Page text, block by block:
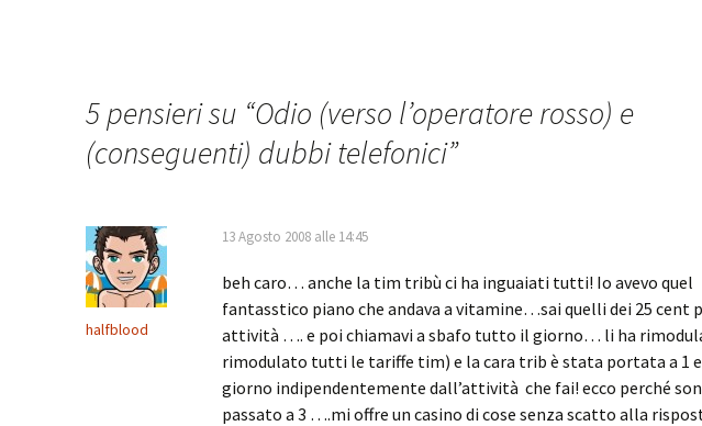
5 pensieri su “Odio (verso l’operatore rosso) e
(conseguenti) dubbi telefonici”
halfblood
13 Agosto 2008 alle 14:45
beh caro… anche la tim tribù ci ha inguaiati tutti! Io avevo quel
fantasstico piano che andava a vitamine…sai quelli dei 25 cent
attività …. e poi chiamavi a sbafo tutto il giorno… li ha
rimodulato tutti le tariffe tim) e la cara trib è stata portata a 1
giorno indipendentemente dall’attività che fai! ecco perché
passato a 3 ….mi offre un casino di cose senza scatto alla